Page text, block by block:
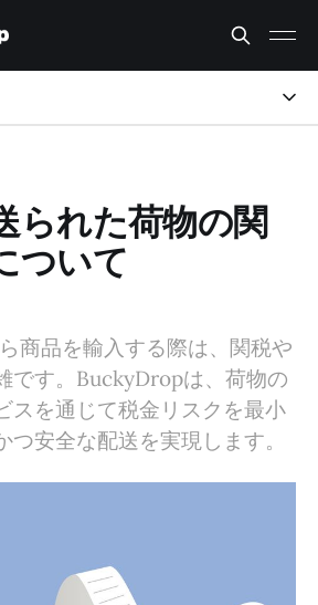
られた荷物の関
ついて
商品を輸入する際は、関税や
です。BuckyDropは、荷物の
スを通じて税金リスクを最小
安全な配送を実現します。